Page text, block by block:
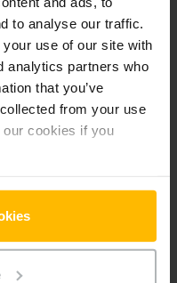
to analyse our traffic.
use of our site with
analytics partners who
that you’ve
from your use
cookies if you